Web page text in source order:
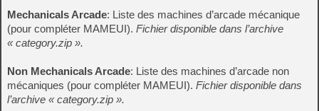
Mechanicals Arcade: Liste des machines d’arcade mécanique
(pour compléter MAMEUI). Fichier disponible dans l’archive
« category.zip ».
Non Mechanicals Arcade: Liste des machines d’arcade non
mécaniques (pour compléter MAMEUI). Fichier disponible dans
l’archive « category.zip ».